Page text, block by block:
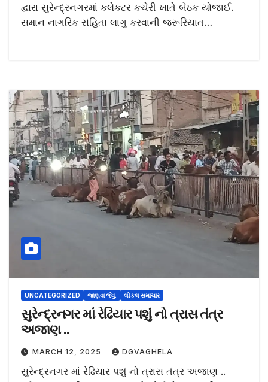
દ્વારા સુરેન્દ્રનગરમાં કલેકટર કચેરી ખાતે બેઠક યોજાઈ.
સમાન નાગરિક સંહિતા લાગુ કરવાની જરૂરિયાત…
UNCATEGORIZED જાણવા જેવુ. લોકલ સમાચાર
સુરેન્દ્રનગર માં રેઢિયાર પશું નો ત્રાસ તંત્ર
અજાણ ..
MARCH 12, 2025 DGVAGHELA
સુરેન્દ્રનગર માં રેઢિયાર પશું નો ત્રાસ તંત્ર અજાણ ..